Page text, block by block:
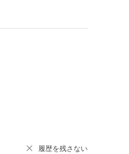
履歴を残さない